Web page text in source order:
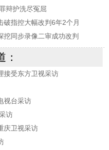
辩护洗尽冤屈
破指控大幅改判6年2个月
挖同步录像二审成功改判
：
接受东方卫视采访
视台采访
访
庆卫视采访